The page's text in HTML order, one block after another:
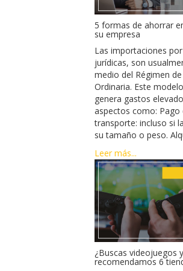
5 formas de ahorrar
su empresa
Las importaciones
jurídicas, son
medio del Régimen
Ordinaria. Este
genera gastos
aspectos como:
transporte: incluso si
su tamaño o peso.
Leer más...
¿Buscas videojuegos
recomendamos 6